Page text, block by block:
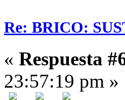
Re: BRICO:
« Respuesta
23:57:19 pm »